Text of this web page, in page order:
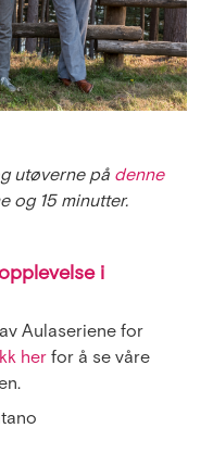
utøverne på denne
og 15 minutter.
i
Aulaseriene for
herfor å se våre